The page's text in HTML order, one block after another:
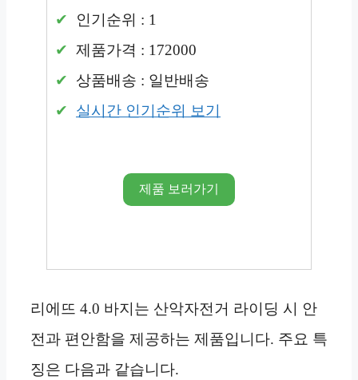
인기순위 : 1
제품가격 : 172000
상품배송 : 일반배송
실시간 인기순위 보기
제품 보러가기
리에뜨 4.0 바지는 산악자전거 라이딩 시 안
전과 편안함을 제공하는 제품입니다. 주요 특
징은 다음과 같습니다.